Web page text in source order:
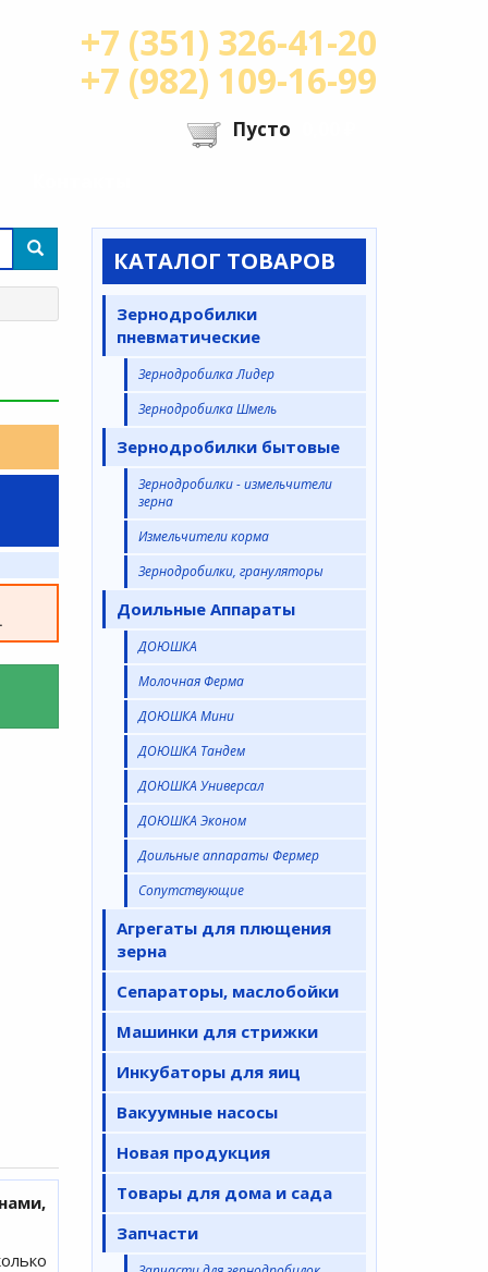
+7 (351) 326-41-20
+7 (982) 109-16-99
Пусто
КАТАЛОГ ТОВАРОВ
Зернодробилки
пневматические
Зернодробилка Лидер
Зернодробилка Шмель
Зернодробилки бытовые
Зернодробилки - измельчители
зерна
Измельчители корма
Зернодробилки, грануляторы
Доильные Аппараты
ДОЮШКА
Молочная Ферма
ДОЮШКА Мини
ДОЮШКА Тандем
ДОЮШКА Универсал
ДОЮШКА Эконом
Доильные аппараты Фермер
Сопутствующие
Агрегаты для плющения
зерна
Сепараторы, маслобойки
Машинки для стрижки
Инкубаторы для яиц
Вакуумные насосы
Новая продукция
Товары для дома и сада
Запчасти